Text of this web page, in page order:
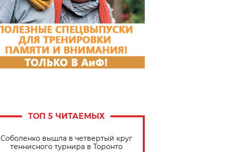
ТОП 5 ЧИТАЕМЫХ
Соболенко вышла в четвертый круг
теннисного турнира в Торонто